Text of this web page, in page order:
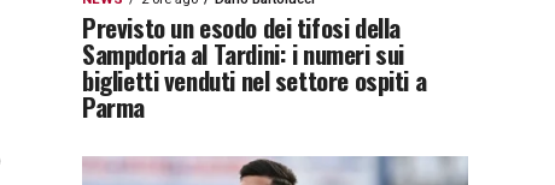
Previsto un esodo dei tifosi della
Sampdoria al Tardini: i numeri sui
biglietti venduti nel settore ospiti a
Parma